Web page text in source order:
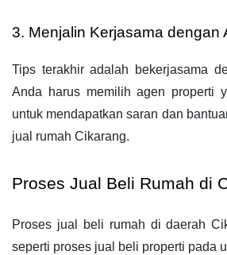
3. Menjalin Kerjasama dengan
Tips terakhir adalah bekerjasama
Anda harus memilih agen properti
untuk mendapatkan saran dan
jual rumah Cikarang.
Proses Jual Beli Rumah di
Proses jual beli rumah di daerah
seperti proses jual beli properti pada